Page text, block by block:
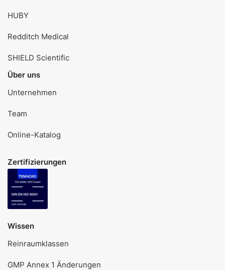
HUBY
Redditch Medical
SHIELD Scientific
Über uns
Unternehmen
Team
Online-Katalog
Zertifizierungen
Wissen
Reinraumklassen
GMP Annex 1 Änderungen